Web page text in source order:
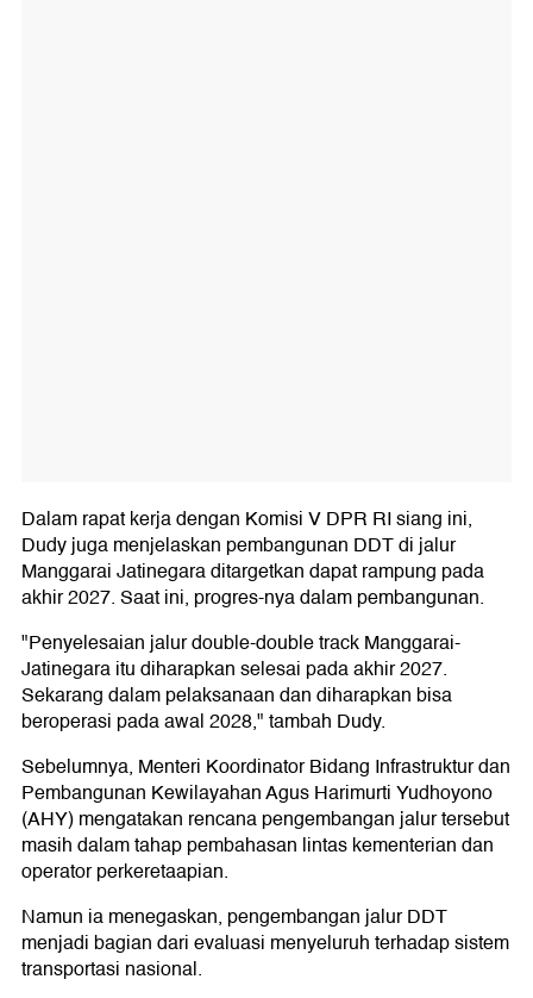
Dalam rapat kerja dengan Komisi V DPR RI siang ini,
Dudy juga menjelaskan pembangunan DDT di jalur
Manggarai Jatinegara ditargetkan dapat rampung pada
akhir 2027. Saat ini, progres-nya dalam pembangunan.
"Penyelesaian jalur double-double track Manggarai-
Jatinegara itu diharapkan selesai pada akhir 2027.
Sekarang dalam pelaksanaan dan diharapkan bisa
beroperasi pada awal 2028," tambah Dudy.
Sebelumnya, Menteri Koordinator Bidang Infrastruktur dan
Pembangunan Kewilayahan Agus Harimurti Yudhoyono
(AHY) mengatakan rencana pengembangan jalur tersebut
masih dalam tahap pembahasan lintas kementerian dan
operator perkeretaapian.
Namun ia menegaskan, pengembangan jalur DDT
menjadi bagian dari evaluasi menyeluruh terhadap sistem
transportasi nasional.